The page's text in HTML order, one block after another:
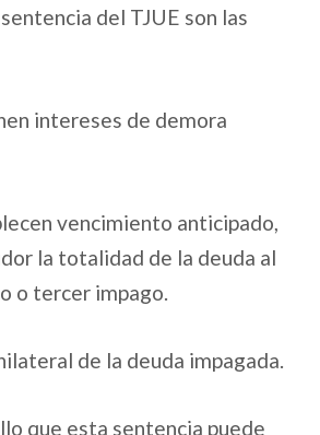
del TJUE son las
intereses de demora
vencimiento anticipado,
la totalidad de la deuda al
o tercer impago.
de la deuda impagada.
que esta sentencia puede